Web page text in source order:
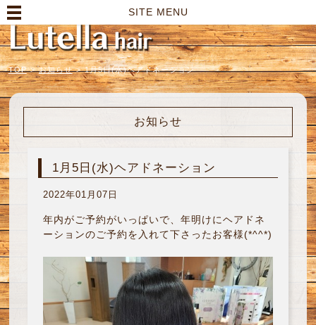
SITE MENU
TOP > お知らせ > 1月5日(水)ヘアドネーション
お知らせ
1月5日(水)ヘアドネーション
2022年01月07日
年内がご予約がいっぱいで、年明けにヘアドネ
ーションのご予約を入れて下さったお客様(*^^*)